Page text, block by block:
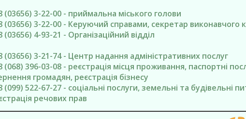
(03656) 3-22-00 - приймальна міського голови
(03656) 3-22-00 - Керуючий справами, секретар виконавчого
(03656) 4-93-21 - Організаційний відділ
(03656) 3-21-74 - Центр надання адміністративних послуг
(068) 396-03-08 - реєстрація місця проживання, паспортні
громадян, реєстрація бізнесу
(099) 522-67-27 - соціальні послуги, земельні та будівельні
речових прав